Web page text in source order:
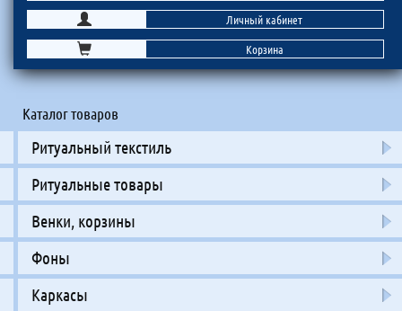
Личный кабинет
Корзина
Каталог товаров
Ритуальный текстиль
Ритуальные товары
Венки, корзины
Фоны
Каркасы